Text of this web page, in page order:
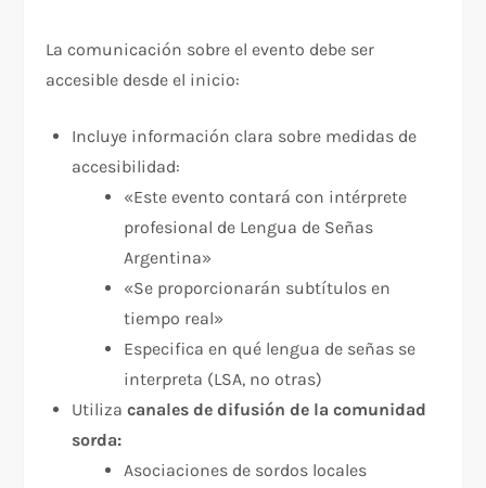
La comunicación sobre el evento debe ser
accesible desde el inicio:​
Incluye información clara sobre medidas de
accesibilidad:
«Este evento contará con intérprete
profesional de Lengua de Señas
Argentina»
«Se proporcionarán subtítulos en
tiempo real»
Especifica en qué lengua de señas se
interpreta (LSA, no otras)
Utilizacanales de difusión de la comunidad
sorda:
Asociaciones de sordos locales